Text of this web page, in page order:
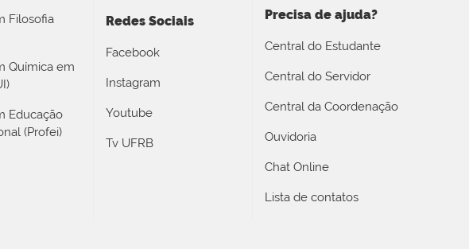
Filosofia
Química em
Educação
(Profei)
Redes Sociais
Facebook
Instagram
Youtube
Tv UFRB
Precisa de ajuda?
Central do Estudante
Central do Servidor
Central da Coordenação
Ouvidoria
Chat Online
Lista de contatos